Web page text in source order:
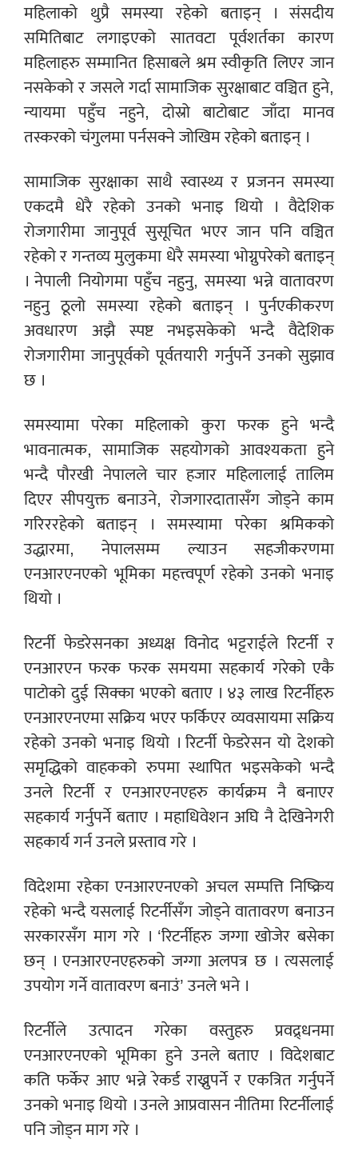
महिलाको थुप्रै समस्या रहेको बताइन् । संसदीय
समितिबाट लगाइएको सातवटा पूर्वशर्तका कारण
महिलाहरु सम्मानित हिसाबले श्रम स्वीकृति लिएर जान
नसकेको र जसले गर्दा सामाजिक सुरक्षाबाट वञ्चित हुने,
न्यायमा पहुँच नहुने, दोस्रो बाटोबाट जाँदा मानव
तस्करको चंगुलमा पर्नसक्ने जोखिम रहेको बताइन् ।
सामाजिक सुरक्षाका साथै स्वास्थ्य र प्रजनन समस्या
एकदमै धेरै रहेको उनको भनाइ थियो । वैदेशिक
रोजगारीमा जानुपूर्व सुसूचित भएर जान पनि वञ्चित
रहेको र गन्तव्य मुलुकमा धेरै समस्या भोग्नुपरेको बताइन्
। नेपाली नियोगमा पहुँच नहुनु, समस्या भन्ने वातावरण
नहुनु ठूलो समस्या रहेको बताइन् । पुर्नएकीकरण
अवधारण अझै स्पष्ट नभइसकेको भन्दै वैदेशिक
रोजगारीमा जानुपूर्वको पूर्वतयारी गर्नुपर्ने उनको सुझाव
छ ।
समस्यामा परेका महिलाको कुरा फरक हुने भन्दै
भावनात्मक, सामाजिक सहयोगको आवश्यकता हुने
भन्दै पौरखी नेपालले चार हजार महिलालाई तालिम
दिएर सीपयुक्त बनाउने, रोजगारदातासँग जोड्ने काम
गरिररहेको बताइन् । समस्यामा परेका श्रमिकको
उद्धारमा, नेपालसम्म ल्याउन सहजीकरणमा
एनआरएनएको भूमिका महत्त्वपूर्ण रहेको उनको भनाइ
थियो ।
रिटर्नी फेडरेसनका अध्यक्ष विनोद भट्टराईले रिटर्नी र
एनआरएन फरक फरक समयमा सहकार्य गरेको एकै
पाटोको दुई सिक्का भएको बताए । ४३ लाख रिटर्नीहरु
एनआरएनएमा सक्रिय भएर फर्किएर व्यवसायमा सक्रिय
रहेको उनको भनाइ थियो । रिटर्नी फेडरेसन यो देशको
समृद्धिको वाहकको रुपमा स्थापित भइसकेको भन्दै
उनले रिटर्नी र एनआरएनएहरु कार्यक्रम नै बनाएर
सहकार्य गर्नुपर्ने बताए । महाधिवेशन अघि नै देखिनेगरी
सहकार्य गर्न उनले प्रस्ताव गरे ।
विदेशमा रहेका एनआरएनएको अचल सम्पत्ति निष्क्रिय
रहेको भन्दै यसलाई रिटर्नीसँग जोड्ने वातावरण बनाउन
सरकारसँग माग गरे । ‘रिटर्नीहरु जग्गा खोजेर बसेका
छन् । एनआरएनएहरुको जग्गा अलपत्र छ । त्यसलाई
उपयोग गर्ने वातावरण बनाउं’ उनले भने ।
रिटर्नीले उत्पादन गरेका वस्तुहरु प्रवद्र्धनमा
एनआरएनएको भूमिका हुने उनले बताए । विदेशबाट
कति फर्केर आए भन्ने रेकर्ड राख्नुपर्ने र एकत्रित गर्नुपर्ने
उनको भनाइ थियो । उनले आप्रवासन नीतिमा रिटर्नीलाई
पनि जोड्न माग गरे ।